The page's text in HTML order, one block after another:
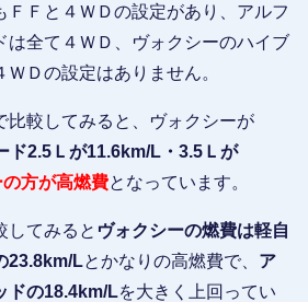
ＦＦと４ＷＤの設定があり、アルフ
は全て４ＷＤ、ヴォクシーのハイブ
Ｄの設定はありません。
比較してみると、ヴォクシーが
ド2.5Ｌが11.6km/L・3.5Ｌが
方が高燃費となっています。
してみると ヴォクシーの燃費は軽自
23.8km/Lとかなりの高燃費で、 ア
ドの18.4km/Lを大きく上回ってい